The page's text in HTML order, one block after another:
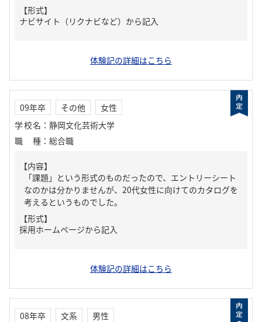
【形式】
ナビサイト（リクナビなど）から記入
体験記の詳細はこちら
09年卒 その他
女性
学校名 ： 静岡文化芸術大学
職種 ： 総合職
【内容】
「課題」という形式のものだったので、エントリーシート
なのかは分かりませんが、20代女性に向けてのカタログを
考えるというものでした。
【形式】
採用ホームページから記入
体験記の詳細はこちら
08年卒 文系
男性